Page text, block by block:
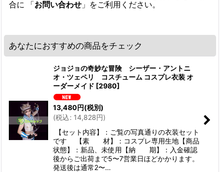
合に 「 お問い合わせ 」をご利用ください。
あなたにおすすめの商品をチェック
ジョジョの奇妙な冒険 シーザー・アントニ
オ・ツェペリ コスチューム コスプレ衣装 オ
ーダーメイド [2980]
13,480円(税別)
(税込: 14,828円)
【セット内容】：ご覧の写真通りの衣装セット
です 【素 材】：コスプレ専用生地【商品
状態】：新品、未使用【納 期】：入金確認
後からご出荷まで5〜7営業日ほどかかります。
発送後は通常2〜…